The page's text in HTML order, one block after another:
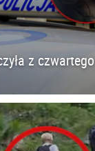
z